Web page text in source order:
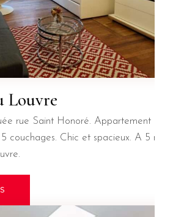
Louvre
rue Saint Honoré. Appartement de
couchages. Chic et spacieux. A 5 mn